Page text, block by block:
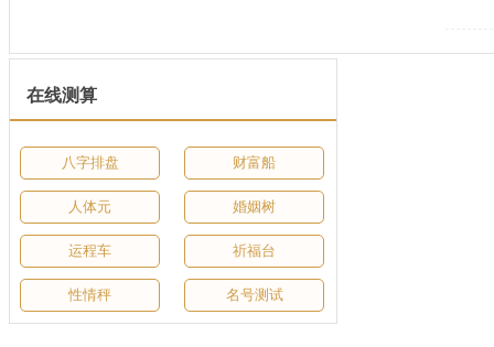
在线测算
八字排盘 财富船
人体元 婚姻树
运程车 祈福台
性情秤 名号测试